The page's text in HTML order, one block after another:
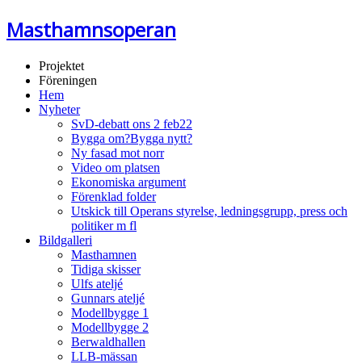
Masthamnsoperan
Projektet
Föreningen
Hem
Nyheter
SvD-debatt ons 2 feb22
Bygga om?Bygga nytt?
Ny fasad mot norr
Video om platsen
Ekonomiska argument
Förenklad folder
Utskick till Operans styrelse, ledningsgrupp, press och
politiker m fl
Bildgalleri
Masthamnen
Tidiga skisser
Ulfs ateljé
Gunnars ateljé
Modellbygge 1
Modellbygge 2
Berwaldhallen
LLB-mässan